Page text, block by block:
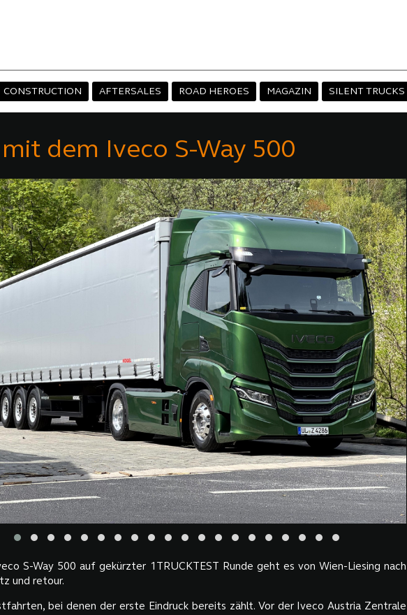
CONSTRUCTION AFTERSALES ROAD HEROES MAGAZIN SILENT TRUCKS
dem Iveco S-Way 500
S-Way 500 auf gekürzter 1TRUCKTEST Runde geht es von Wien-Liesing nach
und retour.
bei denen der erste Eindruck bereits zählt. Vor der Iveco Austria Zentrale